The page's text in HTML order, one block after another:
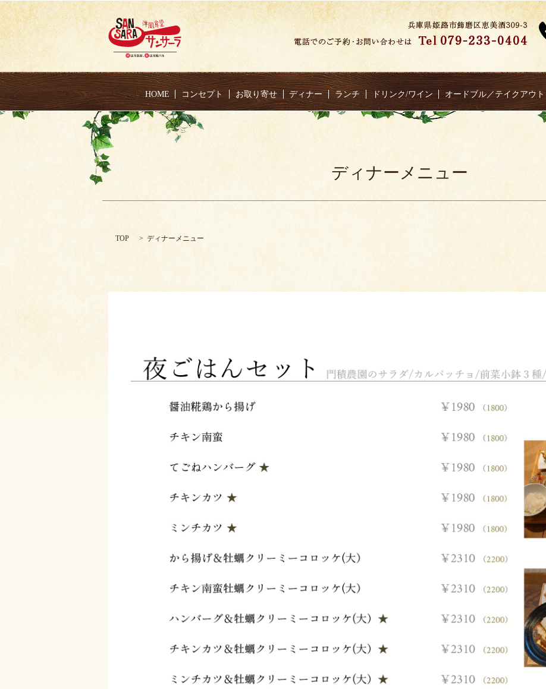
HOME コンセプト お取り寄せ ディナー ランチ ドリンク/ワイン オードブル／テイクアウト
ディナーメニュー
TOP ディナーメニュー